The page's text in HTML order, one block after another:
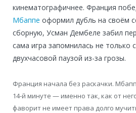
кинематографичнее. Франция
Мбаппе оформил дубль на своём
сборную, Усман Дембеле забил
сама игра запомнилась не только
двухчасовой паузой из-за грозы.
Франция начала без раскачки.
14-й минуте — именно так, как от
фаворит не имеет права долго